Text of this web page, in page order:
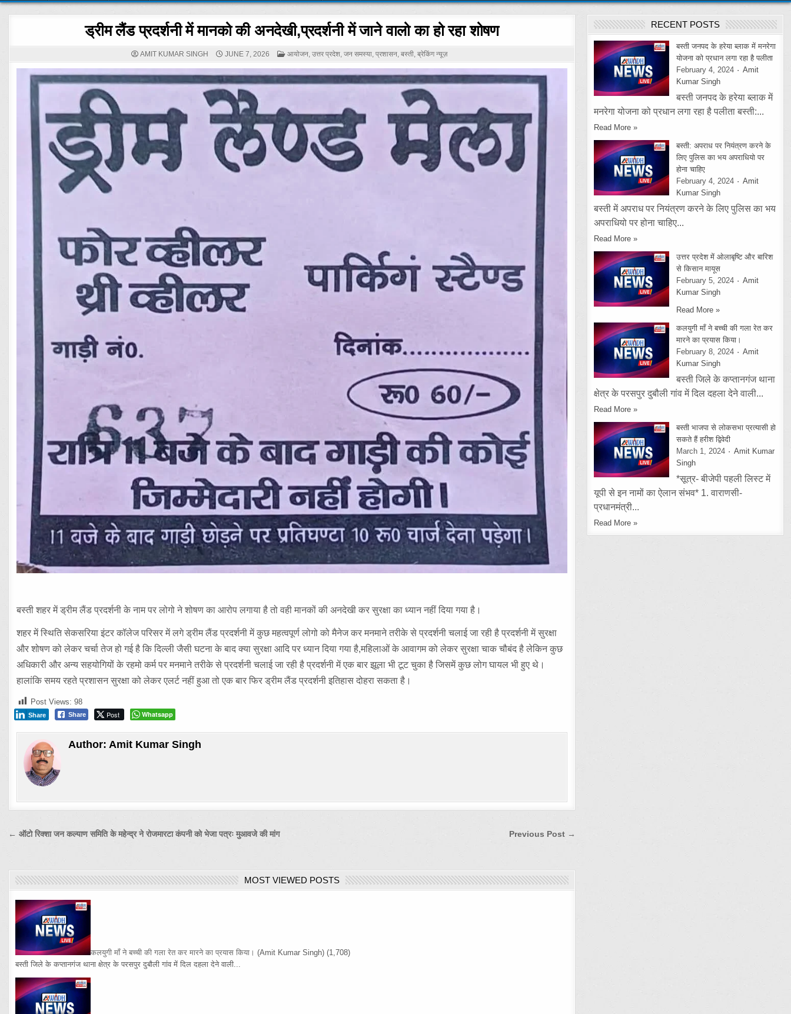
ड्रीम लैंड प्रदर्शनी में मानको की अनदेखी,प्रदर्शनी में जाने वालो का हो रहा शोषण
AMIT KUMAR SINGH JUNE 7, 2026
POSTED
IN
आयोजन, उत्तर प्रदेश, जन समस्या, प्रशासन, बस्ती, ब्रेकिंग न्यूज़
बस्ती शहर में ड्रीम लैंड प्रदर्शनी के नाम पर लोगो ने शोषण का आरोप लगाया है तो वही मानकों की अनदेखी कर सुरक्षा का ध्यान नहीं दिया गया है।
शहर में स्थिति सेकसरिया इंटर कॉलेज परिसर में लगे ड्रीम लैंड प्रदर्शनी में कुछ महत्वपूर्ण लोगो को मैनेज कर मनमाने तरीके से प्रदर्शनी चलाई जा रही है प्रदर्शनी में सुरक्षा
और शोषण को लेकर चर्चा तेज हो गई है कि दिल्ली जैसी घटना के बाद क्या सुरक्षा आदि पर ध्यान दिया गया है,महिलाओं के आवागम को लेकर सुरक्षा चाक चौबंद है लेकिन कुछ
अधिकारी और अन्य सहयोगियों के रहमो कर्म पर मनमाने तरीके से प्रदर्शनी चलाई जा रही है प्रदर्शनी में एक बार झूला भी टूट चुका है जिसमें कुछ लोग घायल भी हुए थे।
हालांकि समय रहते प्रशासन सुरक्षा को लेकर एलर्ट नहीं हुआ तो एक बार फिर ड्रीम लैंड प्रदर्शनी इतिहास दोहरा सकता है।
Post Views: 98
Share Post
Share Whatsapp
Author: Amit Kumar Singh
Post
Previous Post →
← ऑटो रिक्शा जन कल्याण समिति के महेन्द्र ने रोजमारटा कंपनी को भेजा पत्रः मुआवजे की मांग
MOST VIEWED POSTS
कलयुगी माँ ने बच्ची की गला रेत कर मारने का प्रयास किया। (Amit Kumar Singh) (1,708)
बस्ती जिले के कप्तानगंज थाना क्षेत्र के परसपुर दुबौली गांव में दिल दहला देने वाली...
RECENT POSTS
बस्ती जनपद के हरेया ब्लाक में मनरेगा
योजना को प्रधान लगा रहा है पलीता
February 4, 2024
Amit
Kumar Singh
बस्ती जनपद के हरेया ब्लाक में
मनरेगा योजना को प्रधान लगा रहा है पलीता बस्ती:...
Read More »
बस्ती: अपराध पर नियंत्रण करने के
लिए पुलिस का भय अपराधियो पर
होना चाहिए
February 4, 2024
Amit
Kumar Singh
बस्ती में अपराध पर नियंत्रण करने के लिए पुलिस का भय
अपराधियो पर होना चाहिए...
Read More »
उत्तर प्रदेश में ओलाबृष्टि और बारिश
से किसान मायूस
February 5, 2024
Amit
Kumar Singh
Read More »
कलयुगी माँ ने बच्ची की गला रेत कर
मारने का प्रयास किया।
February 8, 2024
Amit
Kumar Singh
बस्ती जिले के कप्तानगंज थाना
क्षेत्र के परसपुर दुबौली गांव में दिल दहला देने वाली...
Read More »
बस्ती भाजपा से लोकसभा प्रत्यासी हो
सकते हैं हरीश द्विवेदी
March 1, 2024
Amit Kumar
Singh
*सूत्र- बीजेपी पहली लिस्ट में
यूपी से इन नामों का ऐलान संभव* 1. वाराणसी-
प्रधानमंत्री...
Read More »